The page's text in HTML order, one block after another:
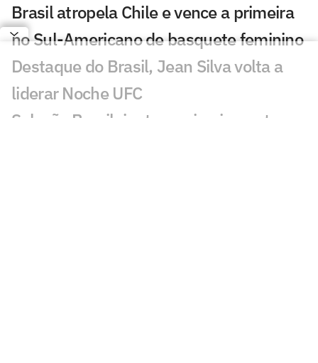
Brasil atropela Chile e vence a primeira
no Sul-Americano de basquete feminino
Destaque do Brasil, Jean Silva volta a
liderar Noche UFC
Seleção Brasileira tem primeiro corte